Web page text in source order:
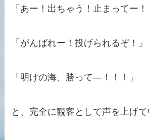
「あー！出ちゃう！止まってー！
「がんばれー！投げられるぞ！」
「明けの海、勝って―！！！」
と、完全に観客として声を上げて